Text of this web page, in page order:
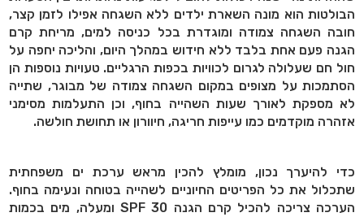
הבולטות הוא מונה השארת ילדים ללא השגחה אפילו לזמן קצר,
חובה השגחה צמודה ומוגדרת בכל כניסה למים, מריחת קרם
הגנה פעם אחת בלבד ללא חידוש במהלך היום, והליכה יחפה על
חול חם שעלולה לגרום לכוויות בכפות הרגליים. טעויות נוספות הן
הסתמכות על מצופים במקום השגחה צמודה של מבוגר, שתייה
לא מספקת לאורך שעות השהייה בחוף, וכן התעלמות מסימני
אזהרה מוקדמים כמו עייפות חריגה, חיוורון או תחושת חולשה.
כדי להיערך נכון, מומלץ להכין מראש ערכת ים משפחתית
שתכלול את כל הפריטים החיוניים לשהייה בטוחה ונעימה בחוף.
הערכה צריכה להכיל קרם הגנהSPF 30ומעלה, מים בכמות